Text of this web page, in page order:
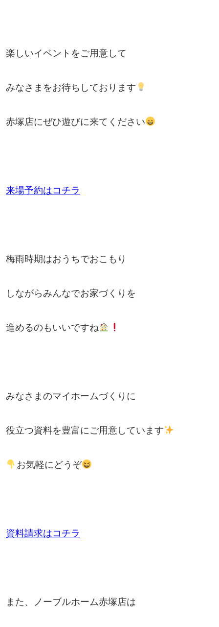
楽しいイベントをご用意して
みなさまをお待ちしております
赤塚店にぜひ遊びに来てください
来場予約はコチラ
梅雨時期はおうちでおこもり
しながらみんなでお家づくりを
進めるのもいいですね
みなさまのマイホームづくりに
役立つ資料を豊富にご用意しています
お気軽にどうぞ
資料請求はコチラ
また、ノーブルホーム赤塚店は